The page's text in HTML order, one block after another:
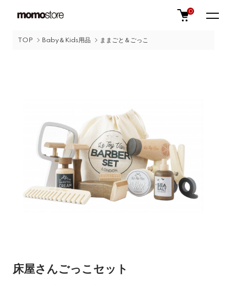
0
TOP Baby＆Kids用品 ままごと＆ごっこ
床屋さんごっこセット